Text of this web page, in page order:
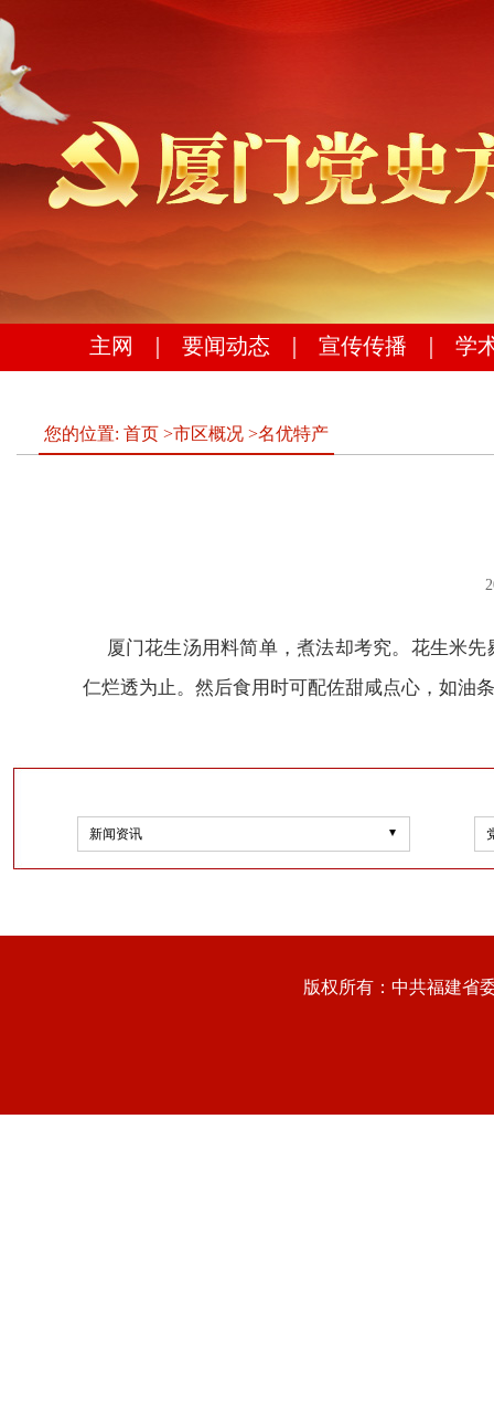
主网 要闻动态 宣传传播 学
您的位置: 首页 >市区概况 >名优特产
厦门花生汤用料简单，煮法却考究。花生米先
仁烂透为止。然后食用时可配佐甜咸点心，如油
新闻资讯
版权所有：中共福建省